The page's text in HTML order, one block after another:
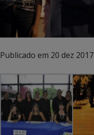
Publicado em 20 dez 2017